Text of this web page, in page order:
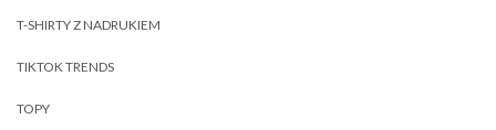
T-SHIRTY Z NADRUKIEM
TIKTOK TRENDS
TOPY